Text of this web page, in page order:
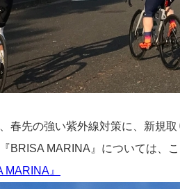
春先の強い紫外線対策に、新規
BRISA MARINA』については、
MARINA』